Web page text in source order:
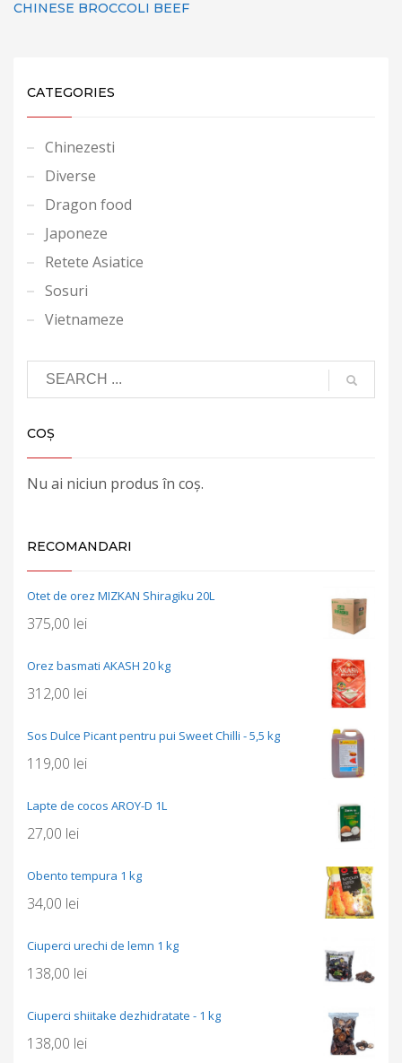
CHINESE BROCCOLI BEEF
CATEGORIES
Chinezesti
Diverse
Dragon food
Japoneze
Retete Asiatice
Sosuri
Vietnameze
COȘ
Nu ai niciun produs în coș.
RECOMANDARI
Otet de orez MIZKAN Shiragiku 20L
375,00 lei
Orez basmati AKASH 20 kg
312,00 lei
Sos Dulce Picant pentru pui Sweet Chilli - 5,5 kg
119,00 lei
Lapte de cocos AROY-D 1L
27,00 lei
Obento tempura 1 kg
34,00 lei
Ciuperci urechi de lemn 1 kg
138,00 lei
Ciuperci shiitake dezhidratate - 1 kg
138,00 lei